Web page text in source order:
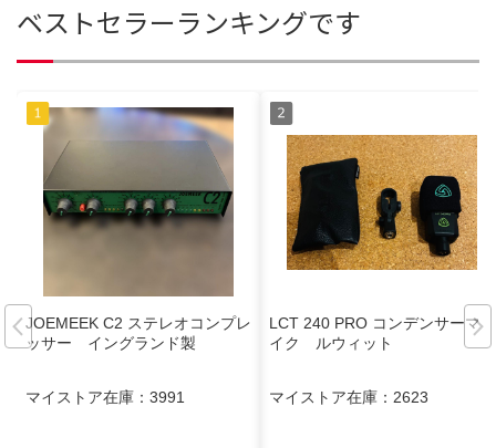
ベストセラーランキングです
JOEMEEK C2 ステレオコンプレ
ッサー イングランド製
マイストア在庫： 3991
LCT 240 PRO コンデンサーマ
イク ルウィット
マイストア在庫： 2623